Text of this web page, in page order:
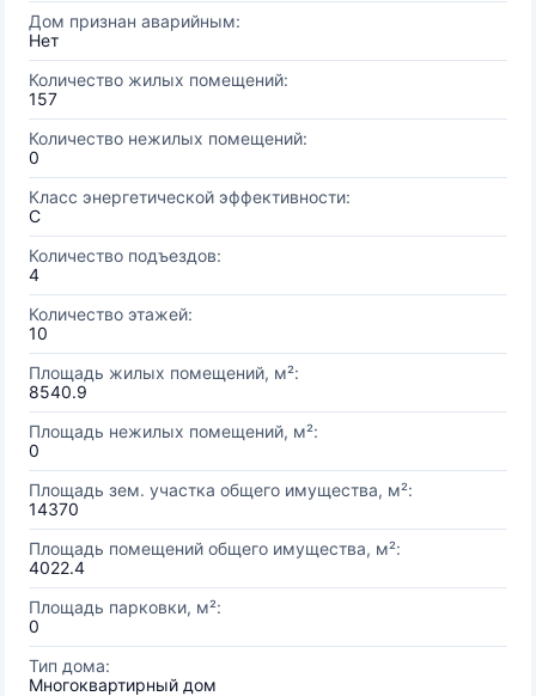
Дом признан аварийным:
Нет
Количество жилых помещений:
157
Количество нежилых помещений:
0
Класс энергетической эффективности:
C
Количество подъездов:
4
Количество этажей:
10
Площадь жилых помещений, м²:
8540.9
Площадь нежилых помещений, м²:
0
Площадь зем. участка общего имущества, м²:
14370
Площадь помещений общего имущества, м²:
4022.4
Площадь парковки, м²:
0
Тип дома:
Многоквартирный дом